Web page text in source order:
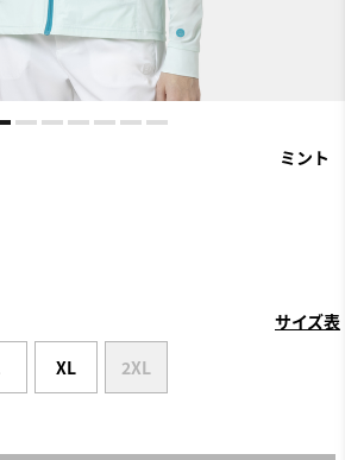
ミント
サイズ表
XL 2XL